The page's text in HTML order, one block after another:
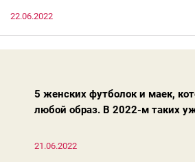
модно, совсем не обязательно бежать
Достаточно лишь провести ревизию
22.06.2022
5 женских футболок и маек,
любой образ. В 2022-м таких
21.06.2022